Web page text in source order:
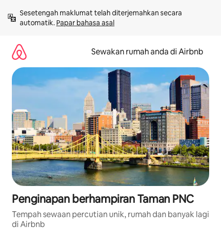
kandungan
Sesetengah maklumat telah diterjemahkan secara
automatik. Papar bahasa asal
Sewakan rumah anda di Airbnb
Penginapan berhampiran Taman PNC
Tempah sewaan percutian unik, rumah dan banyak lagi
di Airbnb